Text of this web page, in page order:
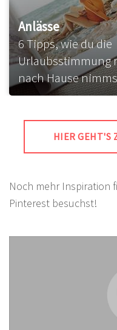
Anlässe
6 Tipps, wie du die
Urlaubsstimmung
nach Hause
HIER GEHT'S
Noch mehr Inspiration
Pinterest besuchst!